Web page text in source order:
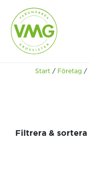
Start / Företag /
Filtrera & sortera